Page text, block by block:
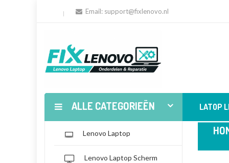
Email: support@fixlenovo.nl
ALLE CATEGORIEËN LATOP
Lenovo Laptop
Lenovo Laptop Scherm